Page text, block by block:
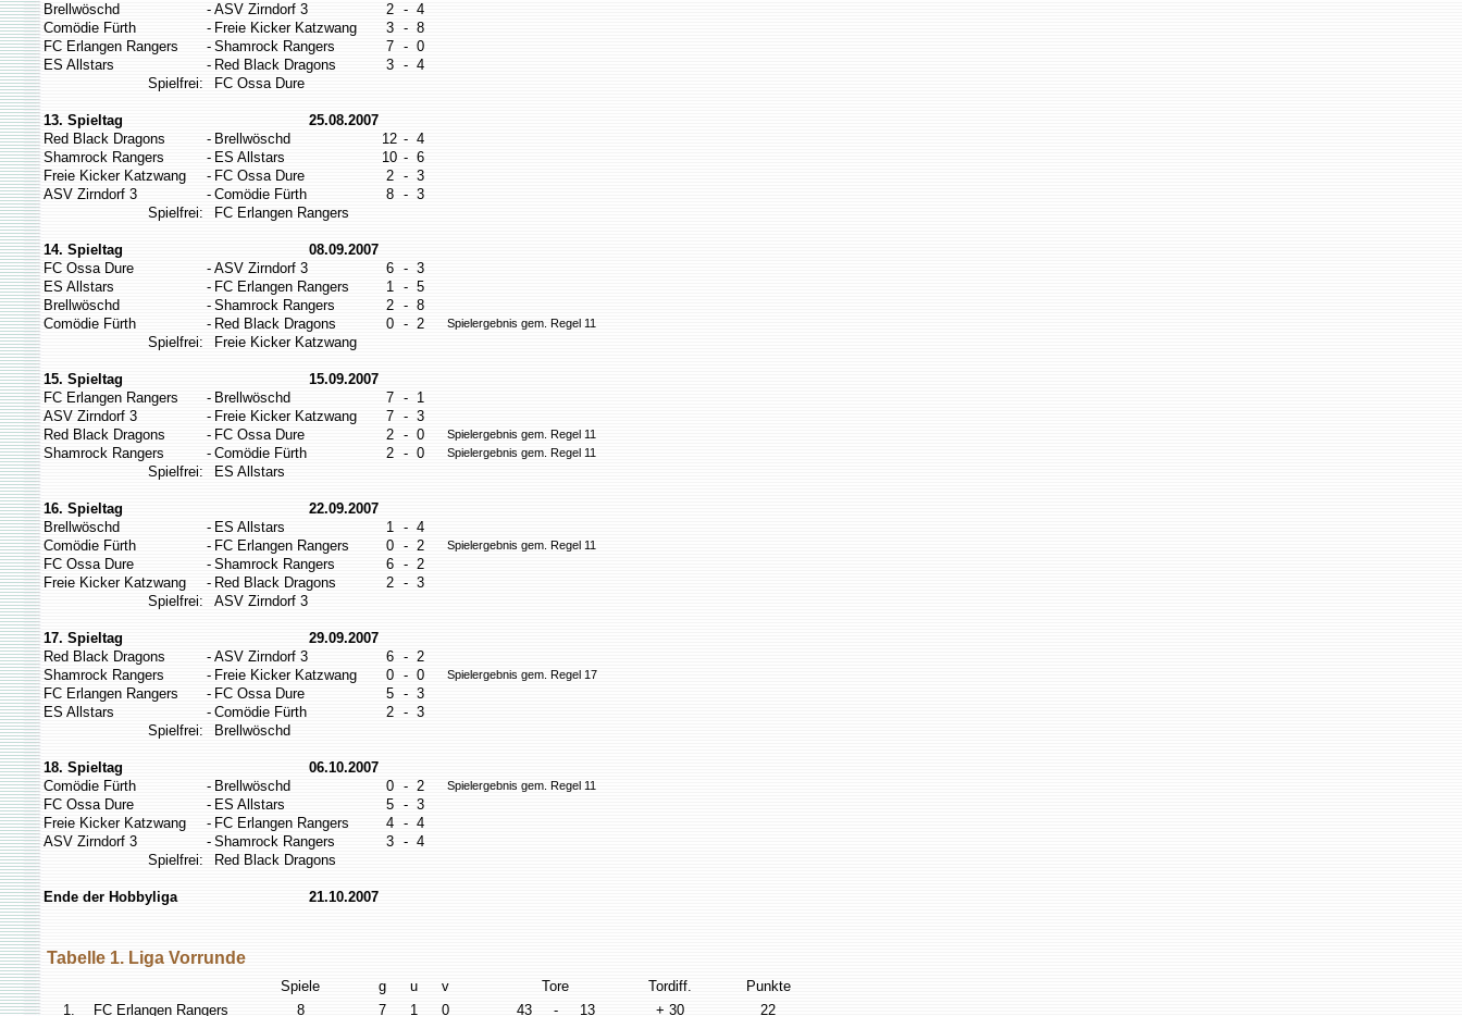
Brellwöschd
- ASV Zirndorf 3 2 - 4
Comödie Fürth
- Freie Kicker Katzwang 3 - 8
FC Erlangen Rangers
- Shamrock Rangers 7 - 0
ES Allstars
- Red Black Dragons 3 - 4
Spielfrei:
FC Ossa Dure
13. Spieltag
25.08.2007
Red Black Dragons
- Brellwöschd 12 - 4
Shamrock Rangers
- ES Allstars 10 - 6
Freie Kicker Katzwang
- FC Ossa Dure 2 - 3
ASV Zirndorf 3
- Comödie Fürth 8 - 3
Spielfrei:
FC Erlangen Rangers
14. Spieltag
08.09.2007
FC Ossa Dure
- ASV Zirndorf 3 6 - 3
ES Allstars
- FC Erlangen Rangers 1 - 5
Brellwöschd
- Shamrock Rangers 2 - 8
Comödie Fürth
- Red Black Dragons 0 - 2 Spielergebnis gem. Regel 11
Spielfrei: Freie Kicker Katzwang
15. Spieltag
15.09.2007
FC Erlangen Rangers
- Brellwöschd 7 -
1
ASV Zirndorf 3
- Freie Kicker Katzwang 7 - 3
Red Black Dragons
- FC Ossa Dure 2 - 0 Spielergebnis gem. Regel 11
Shamrock Rangers - Comödie Fürth 2 - 0 Spielergebnis gem. Regel 11
Spielfrei: ES Allstars
16. Spieltag
22.09.2007
Brellwöschd
- ES Allstars 1 - 4
Comödie Fürth
- FC Erlangen Rangers 0 - 2 Spielergebnis gem. Regel 11
FC Ossa Dure - Shamrock Rangers 6 - 2
Freie Kicker Katzwang
- Red Black Dragons 2 - 3
Spielfrei:
ASV Zirndorf 3
17. Spieltag
29.09.2007
Red Black Dragons
- ASV Zirndorf 3 6 - 2
Shamrock Rangers
- Freie Kicker Katzwang 0 - 0 Spielergebnis gem. Regel 17
FC Erlangen Rangers - FC Ossa Dure 5 - 3
ES Allstars
- Comödie Fürth 2 - 3
Spielfrei:
Brellwöschd
18. Spieltag
06.10.2007
Comödie Fürth
- Brellwöschd 0 - 2 Spielergebnis gem. Regel 11
FC Ossa Dure - ES Allstars 5 - 3
Freie Kicker Katzwang
- FC Erlangen Rangers 4 - 4
ASV Zirndorf 3
- Shamrock Rangers 3 - 4
Spielfrei:
Red Black Dragons
Ende der Hobbyliga 21.10.2007
Tabelle 1. Liga Vorrunde
Spiele g u v Tore Tordiff.
Punkte
1.
FC Erlangen Rangers 8 7 1 0 43 - 13 + 30 22